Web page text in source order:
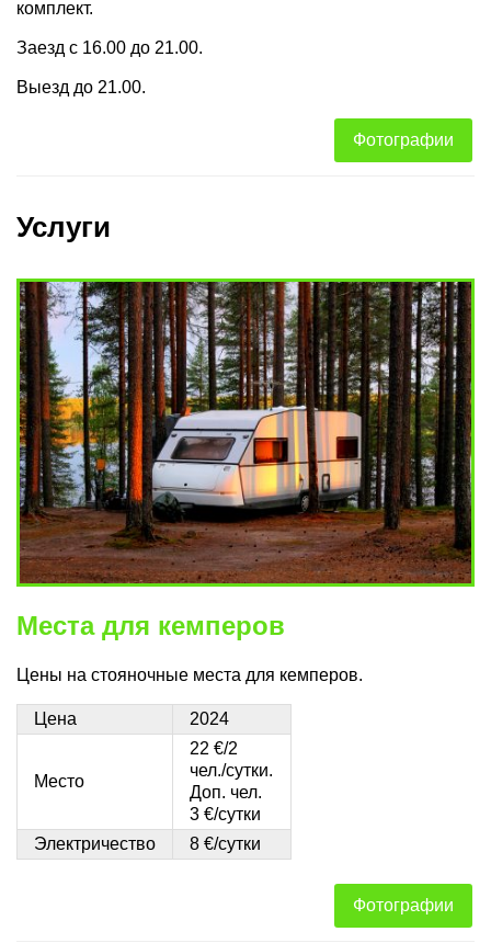
комплект.
Заезд с 16.00 до 21.00.
Выезд до 21.00.
Фотографии
Услуги
Места для кемперов
Цены на стояночные места для кемперов.
Цена 2024
Место
22 €/2
чел./сутки.
Доп. чел.
3 €/сутки
Электричество
8 €/сутки
Фотографии